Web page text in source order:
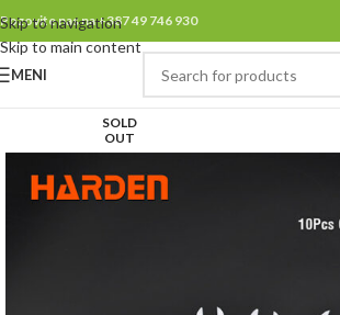
Skip to navigation
Skip to main content
Pozovite nas na +387 49 746 930
MENI
SOLD
OUT